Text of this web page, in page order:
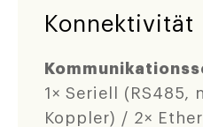
Konnektivität
1× Seriell (RS485,
Koppler) / 2×